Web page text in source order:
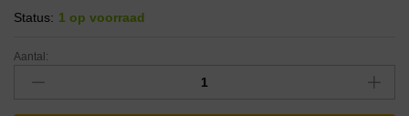
Status: 1 op voorraad
Aantal: